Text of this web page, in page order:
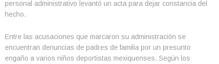
personal administrativo levantó un acta para dejar constancia del
hecho.
Entre las acusaciones que marcaron su administración se
encuentran denuncias de padres de familia por un presunto
engaño a varios niños deportistas mexiquenses. Según los